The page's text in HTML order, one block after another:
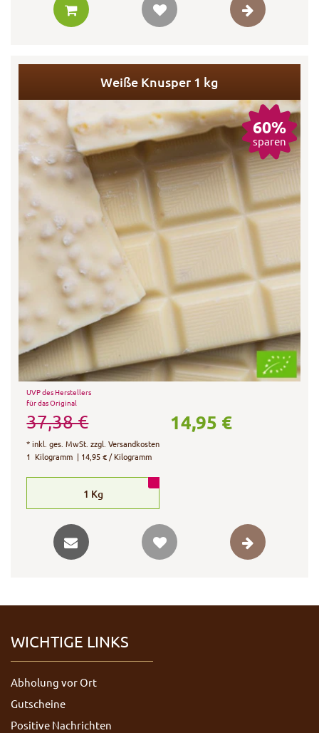
Weiße Knusper 1 kg
60%
sparen
UVP des Herstellers
für das Original
37,38 € 14,95 €
*inkl. ges. MwSt. zzgl.Versandkosten
1 Kilogramm | 14,95 € / Kilogramm
1 Kg
WICHTIGE LINKS
Abholung vor Ort
Gutscheine
Positive Nachrichten